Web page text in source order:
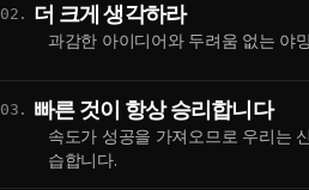
02. 더 크게 생각하라
과감한 아이디어와 두려움 없는 야
03. 빠른 것이 항상 승리합니다
속도가 성공을 가져오므로 우리는
습합니다.